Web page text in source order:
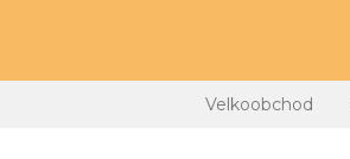
Velkoobchod